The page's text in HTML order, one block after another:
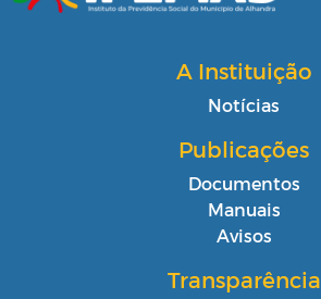
A Instituição
Notícias
Publicações
Documentos
Manuais
Avisos
Transparência